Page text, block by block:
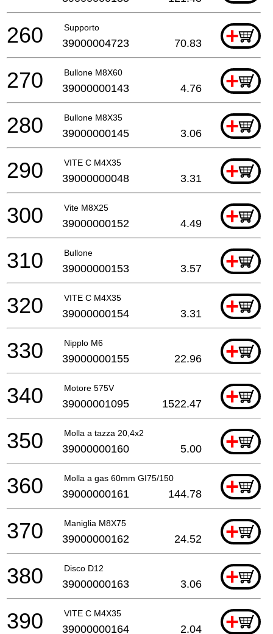
Supporto +
260 39000004723 70.83
Bullone M8X60 +
270 39000000143 4.76
Bullone M8X35 +
280 39000000145 3.06
VITE C M4X35 +
290 39000000048 3.31
Vite M8X25 +
300 39000000152 4.49
Bullone +
310 39000000153 3.57
VITE C M4X35 +
320 39000000154 3.31
Nipplo M6 +
330 39000000155 22.96
Motore 575V +
340 39000001095 1522.47
Molla a tazza 20,4x2 +
350 39000000160 5.00
Molla a gas 60mm GI75/150 +
360 39000000161 144.78
Maniglia M8X75 +
370 39000000162 24.52
Disco D12 +
380 39000000163 3.06
VITE C M4X35 +
390 39000000164 2.04